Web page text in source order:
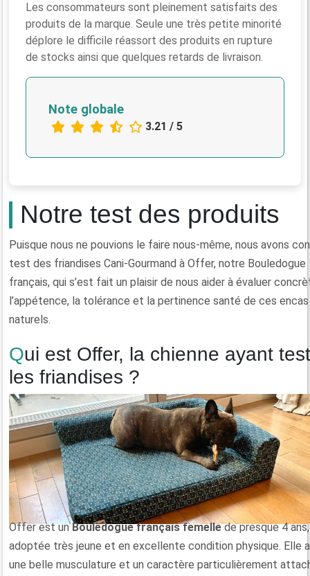
Les consommateurs sont pleinement satisfaits des
produits de la marque. Seule une très petite minorité
déplore le difficile réassort des produits en rupture
de stocks ainsi que quelques retards de livraison.
Note globale
3.21 / 5
Notre test des produits
Puisque nous ne pouvions le faire nous‑même, nous avons
test des friandises Cani-Gourmand à Offer, notre Bouledogue
français, qui s’est fait un plaisir de nous aider à évaluer
l’appétence, la tolérance et la pertinence santé de ces encas
naturels.
Qui est Offer, la chienne ayant testé
les friandises ?
Offer est unBouledogue français femellede presque 4 ans,
adoptée très jeune et en excellente condition physique. Elle
une belle musculature et un caractère particulièrement